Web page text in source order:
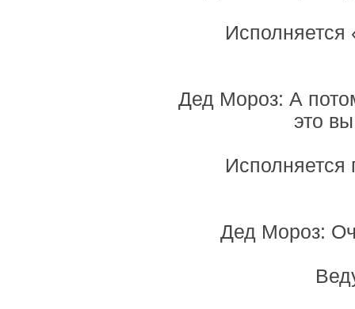
Исполняется
Дед Мороз: А
это
Исполняется
Дед Мороз: